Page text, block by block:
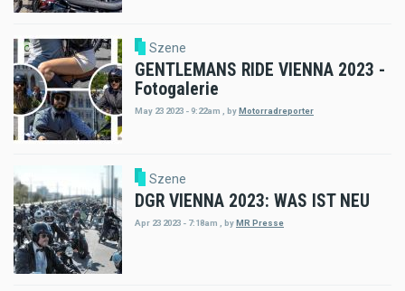
Szene
GENTLEMANS RIDE VIENNA 2023 -
Fotogalerie
May 23 2023 - 9:22am , by Motorradreporter
Szene
DGR VIENNA 2023: WAS IST NEU
Apr 23 2023 - 7:18am byMR Presse